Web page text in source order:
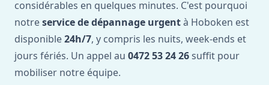
considérables en quelques minutes. C'est pourquoi
notreservice de dépannage urgentà Hoboken est
disponible24h/7, y compris les nuits, week-ends et
jours fériés. Un appel au 0472 53 24 26 suffit pour
mobiliser notre équipe.